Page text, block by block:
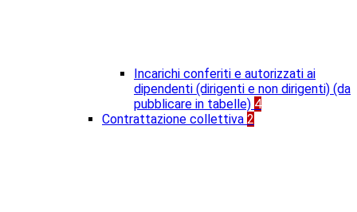
Incarichi conferiti e autorizzati ai
dipendenti (dirigenti e non dirigenti) (da
pubblicare in tabelle) 4
Contrattazione collettiva 2